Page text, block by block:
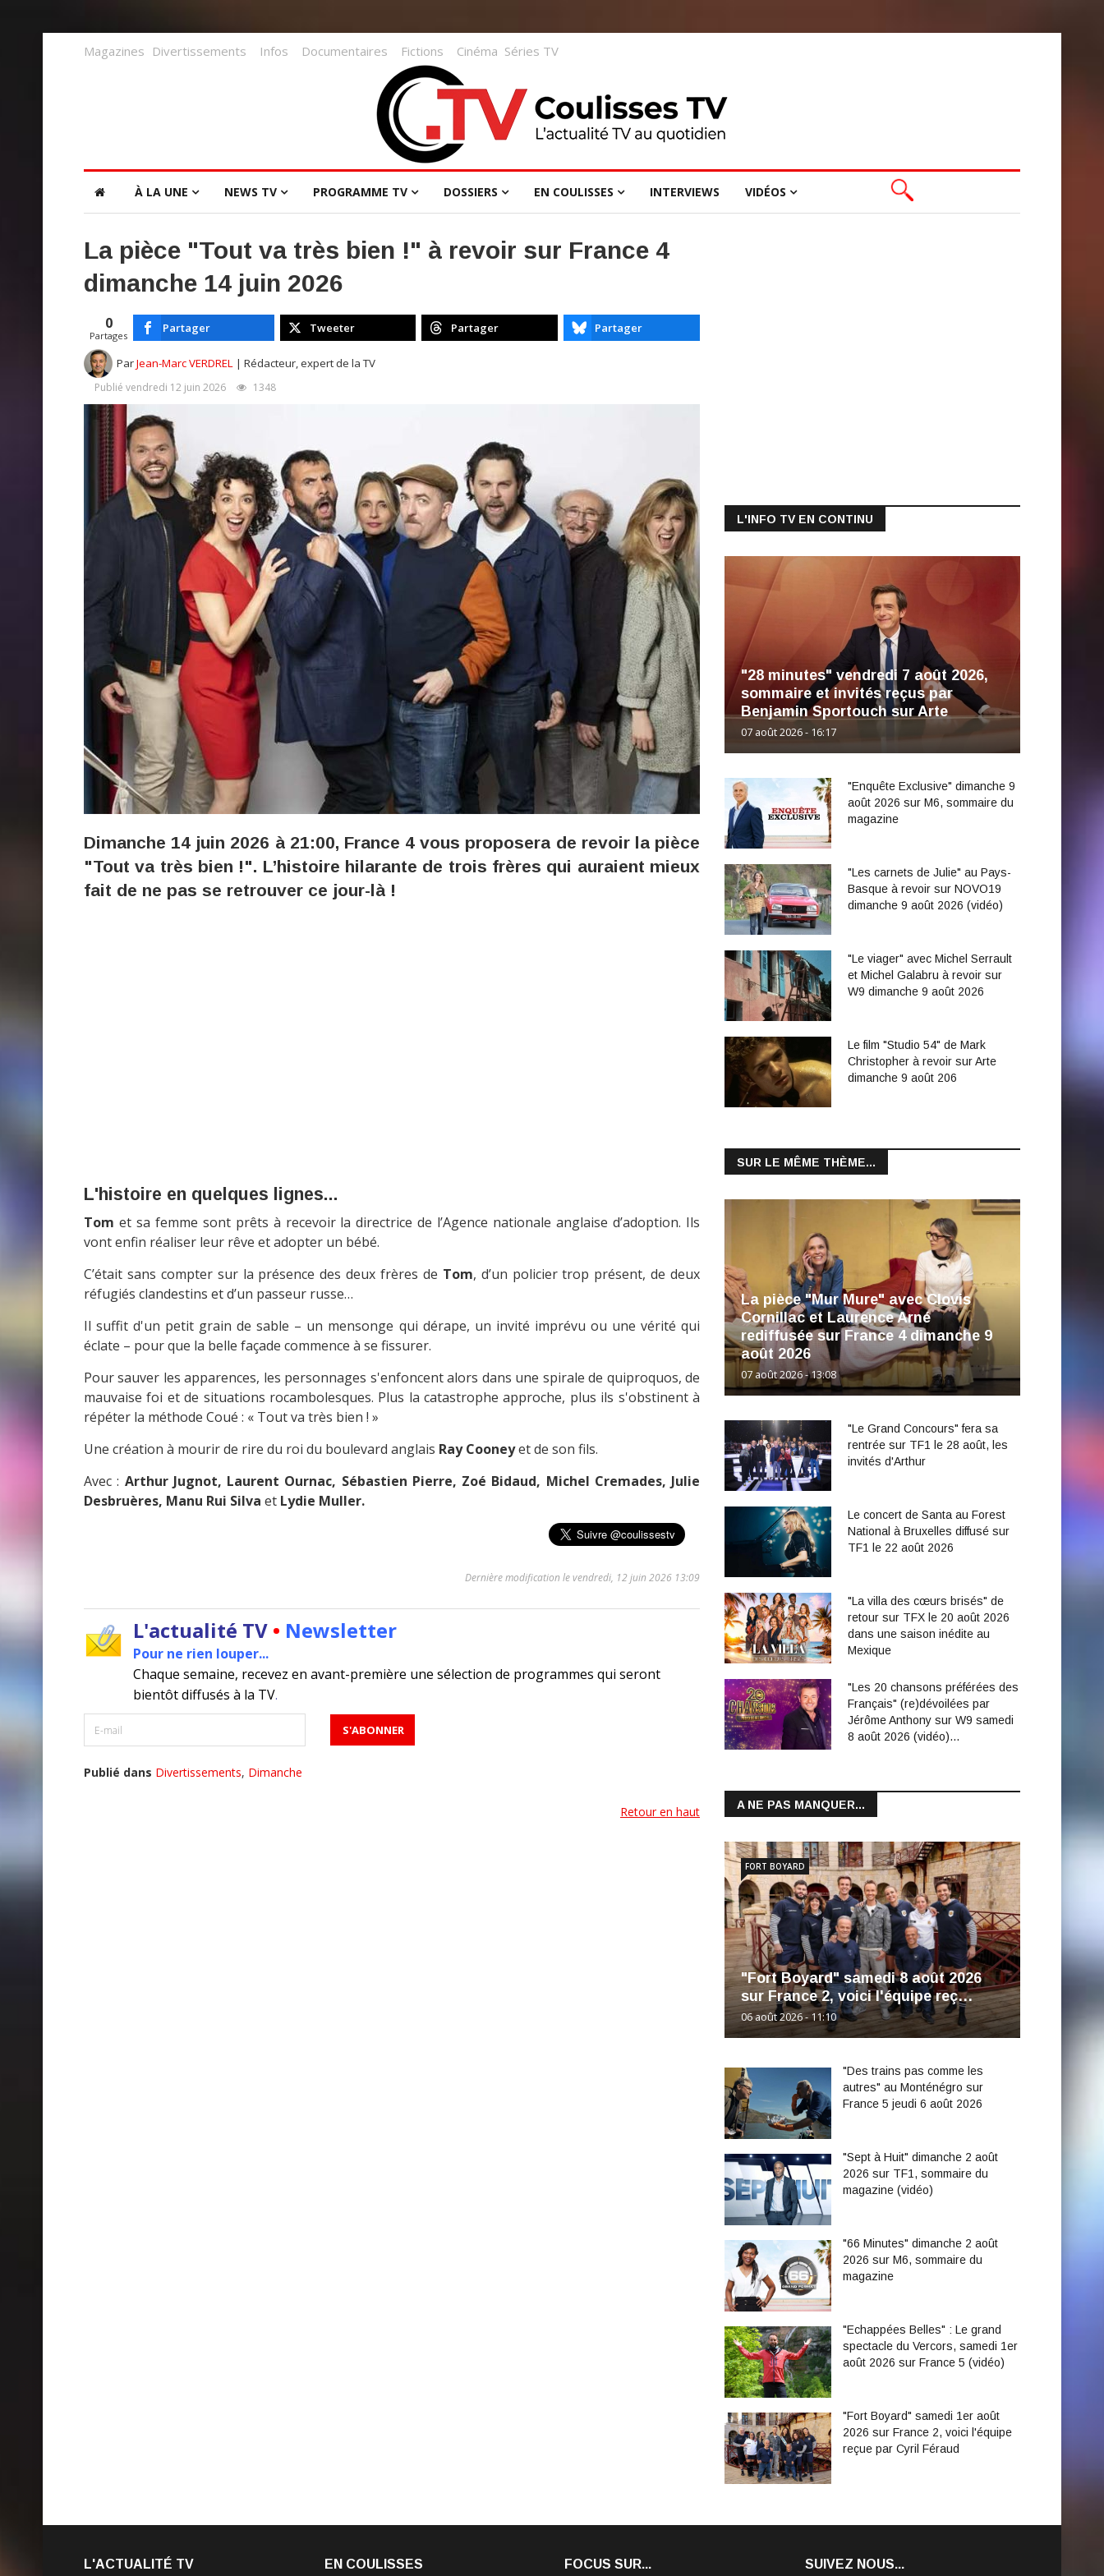
Magazines Divertissements Infos Documentaires Fictions Cinéma Séries TV
À LA UNE NEWS TV PROGRAMME TV DOSSIERS EN COULISSES INTERVIEWS VIDÉOS
La pièce "Tout va très bien !" à revoir sur France 4
dimanche 14 juin 2026
0
Partages
Partager Tweeter Partager Partager
ParJean-Marc VERDREL | Rédacteur, expert de la TV
Publié vendredi 12 juin 2026 1348
Dimanche 14 juin 2026 à 21:00, France 4 vous proposera de revoir la pièce
"Tout va très bien !". L’histoire hilarante de trois frères qui auraient mieux
fait de ne pas se retrouver ce jour-là !
L'histoire en quelques lignes...
Tom et sa femme sont prêts à recevoir la directrice de l’Agence nationale anglaise d’adoption. Ils
vont enfin réaliser leur rêve et adopter un bébé.
C’était sans compter sur la présence des deux frères de Tom, d’un policier trop présent, de deux
réfugiés clandestins et d’un passeur russe…
Il suffit d'un petit grain de sable – un mensonge qui dérape, un invité imprévu ou une vérité qui
éclate – pour que la belle façade commence à se fissurer.
Pour sauver les apparences, les personnages s'enfoncent alors dans une spirale de quiproquos, de
mauvaise foi et de situations rocambolesques. Plus la catastrophe approche, plus ils s'obstinent à
répéter la méthode Coué : « Tout va très bien ! »
Une création à mourir de rire du roi du boulevard anglais Ray Cooneyet de son fils.
Avec : Arthur Jugnot, Laurent Ournac, Sébastien Pierre, Zoé Bidaud, Michel Cremades, Julie
Desbruères, Manu Rui Silva et Lydie Muller.
Dernière modification le vendredi, 12 juin 2026 13:09
L'actualité TV • Newsletter
Pour ne rien louper...
Chaque semaine, recevez en avant-première une sélection de programmes qui seront
bientôt diffusés à la TV.
Publié dans Divertissements, Dimanche
Retour en haut
L'INFO TV EN CONTINU
"28 minutes" vendredi 7 août 2026,
sommaire et invités reçus par
Benjamin Sportouch sur Arte
07 août 2026 - 16:17
"Enquête Exclusive" dimanche 9
août 2026 sur M6, sommaire du
magazine
"Les carnets de Julie" au Pays-
Basque à revoir sur NOVO19
dimanche 9 août 2026 (vidéo)
"Le viager" avec Michel Serrault
et Michel Galabru à revoir sur
W9 dimanche 9 août 2026
Le film "Studio 54" de Mark
Christopher à revoir sur Arte
dimanche 9 août 206
SUR LE MÊME THÈME...
La pièce "Mur Mure" avec Clovis
Cornillac et Laurence Arné
rediffusée sur France 4 dimanche 9
août 2026
07 août 2026 - 13:08
"Le Grand Concours" fera sa
rentrée sur TF1 le 28 août, les
invités d'Arthur
Le concert de Santa au Forest
National à Bruxelles diffusé sur
TF1 le 22 août 2026
"La villa des cœurs brisés" de
retour sur TFX le 20 août 2026
dans une saison inédite au
Mexique
"Les 20 chansons préférées des
Français" (re)dévoilées par
Jérôme Anthony sur W9 samedi
8 août 2026 (vidéo)…
A NE PAS MANQUER...
"Fort Boyard" samedi 8 août 2026
sur France 2, voici l'équipe reç…
06 août 2026 - 11:10
FORT BOYARD
"Des trains pas comme les
autres" au Monténégro sur
France 5 jeudi 6 août 2026
"Sept à Huit" dimanche 2 août
2026 sur TF1, sommaire du
magazine (vidéo)
"66 Minutes" dimanche 2 août
2026 sur M6, sommaire du
magazine
"Echappées Belles" : Le grand
spectacle du Vercors, samedi 1er
août 2026 sur France 5 (vidéo)
"Fort Boyard" samedi 1er août
2026 sur France 2, voici l'équipe
reçue par Cyril Féraud
L'ACTUALITÉ TV EN COULISSES FOCUS SUR... SUIVEZ NOUS...